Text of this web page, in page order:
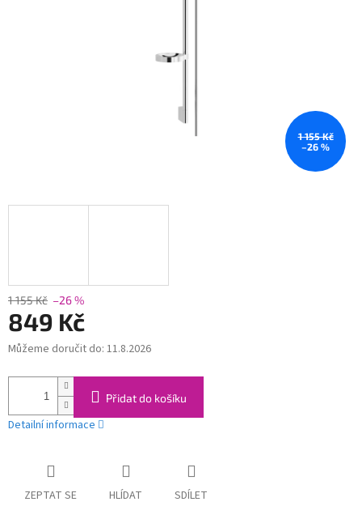
1 155 Kč
–26 %
1 155 Kč –26 %
849 Kč
Měrná
Můžeme doručit do: 11.8.2026
Přidat do košíku
Detailní informace
ZEPTAT SE HLÍDAT SDÍLET